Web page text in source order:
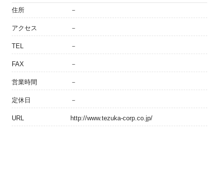
住所 －
アクセス －
TEL －
FAX －
営業時間 －
定休日 －
URL http://www.tezuka-corp.co.jp/